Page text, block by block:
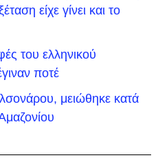
είχε γίνει και το
του ελληνικού
ποτέ
μειώθηκε κατά